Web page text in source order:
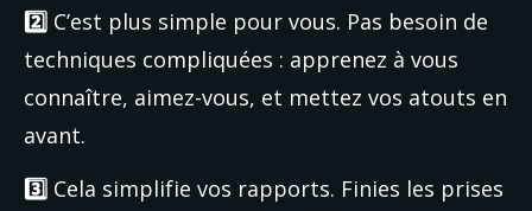
2️⃣ C’est plus simple pour vous. Pas besoin de
techniques compliquées : apprenez à vous
connaître, aimez-vous, et mettez vos atouts en
avant.
3️⃣ Cela simplifie vos rapports. Finies les prises